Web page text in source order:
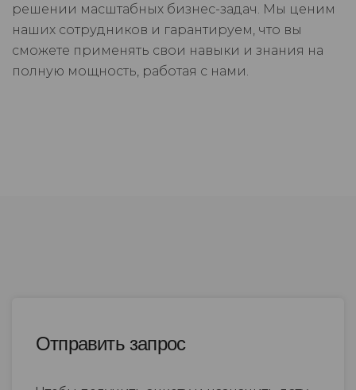
решении масштабных бизнес-задач. Мы ценим
наших сотрудников и гарантируем, что вы
сможете применять свои навыки и знания на
полную мощность, работая с нами.
Отправить запрос